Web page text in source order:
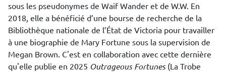
sous les pseudonymes de Waif Wander et de W.W. En
2018, elle a bénéficié d’une bourse de recherche de la
Bibliothèque nationale de l’État de Victoria pour travailler
à une biographie de Mary Fortune sous la supervision de
Megan Brown. C'est en collaboration avec cette dernière
qu'elle publie en 2025 Outrageous Fortunes (La Trobe